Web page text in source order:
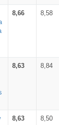
8,66 8,58
8,63 8,84
8,63 8,50